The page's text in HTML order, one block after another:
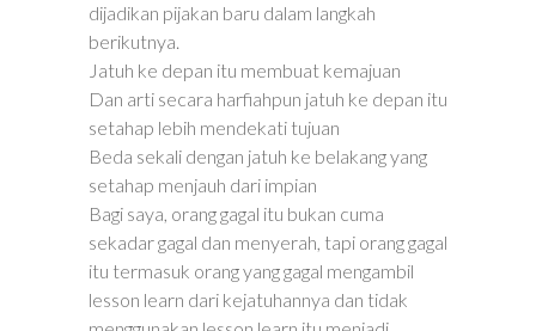
dijadikan pijakan baru dalam langkah
berikutnya.
Jatuh ke depan itu membuat kemajuan
Dan arti secara harfiahpun jatuh ke depan itu
setahap lebih mendekati tujuan
Beda sekali dengan jatuh ke belakang yang
setahap menjauh dari impian
Bagi saya, orang gagal itu bukan cuma
sekadar gagal dan menyerah, tapi orang gagal
itu termasuk orang yang gagal mengambil
lesson learn dari kejatuhannya dan tidak